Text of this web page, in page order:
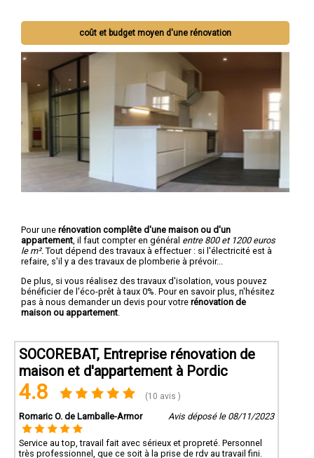
coût et budget moyen d'une rénovation
Pour une rénovation complête d'une maison ou d'un
appartement , il faut compter en général entre 800 et 1200 euros
le m². Tout dépend des travaux à effectuer : si l'électricité est à
refaire, s'il y a des travaux de plomberie à prévoir...
De plus, si vous réalisez des travaux d'isolation, vous pouvez
bénéficier de l'éco-prêt à taux 0%. Pour en savoir plus, n'hésitez
pas à nous demander un devis pour votre rénovation de
maison ou appartement
SOCOREBAT, Entreprise rénovation de
maison et d'appartement à Pordic
4.8 (10 avis )
Romaric O. de Lamballe-Armor Avis déposé le 08/11/2023
Service au top, travail fait avec sérieux et propreté. Personnel
très professionnel, que ce soit à la prise de rdv au travail fini.